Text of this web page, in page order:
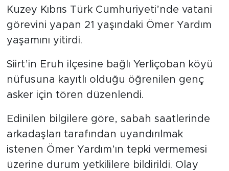
Kuzey Kıbrıs Türk Cumhuriyeti’nde vatani
görevini yapan 21 yaşındaki Ömer Yardım
yaşamını yitirdi.
Siirt’in Eruh ilçesine bağlı Yerliçoban köyü
nüfusuna kayıtlı olduğu öğrenilen genç
asker için tören düzenlendi.
Edinilen bilgilere göre, sabah saatlerinde
arkadaşları tarafından uyandırılmak
istenen Ömer Yardım’ın tepki vermemesi
üzerine durum yetkililere bildirildi. Olay